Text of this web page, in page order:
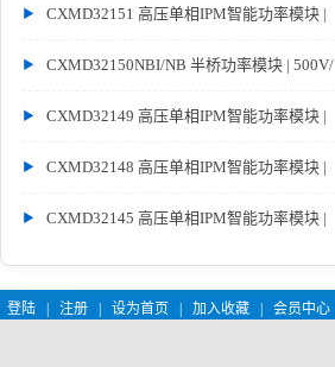
CXMD32151 高压单相IPM智能功率模块 |
CXMD32150NBI/NB 半桥功率模块 | 500V/
CXMD32149 高压单相IPM智能功率模块 |
CXMD32148 高压单相IPM智能功率模块 |
CXMD32145 高压单相IPM智能功率模块 |
登陆 注册 设为首页 加入收藏 会员中心